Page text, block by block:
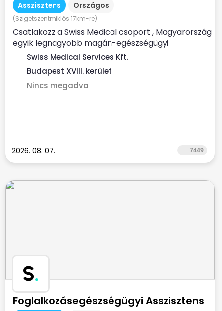
Asszisztens Országos
(Szigetszentmiklós 17km-re)
Csatlakozz a Swiss Medical csoport , Magyarország
egyik legnagyobb magán-egészségügyi
szolgáltatójához ...
Swiss Medical Services Kft.
Budapest XVIII. kerület
Nincs megadva
2026. 08. 07. 7449
S.
Foglalkozásegészségügyi Asszisztens